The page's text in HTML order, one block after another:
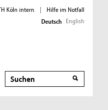
Köln intern |
Hilfe im Notfall
Deutsch English
Suche